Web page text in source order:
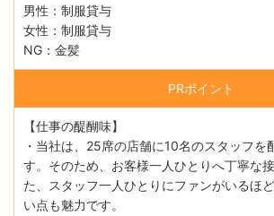
男性：制服貸与
女性：制服貸与
NG：金髪
PRポイント
【仕事の醍醐味】
・当社は、25席の店舗に10名のスタッフを
す。そのため、お客様一人ひとりへ丁寧な
た、スタッフ一人ひとりにファンがいるほ
い点も魅力です。